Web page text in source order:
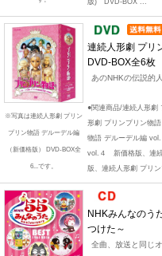
版) DVD-BOX ...
※写真は連続人形劇 プリン
プリン物語 デルーデル編
（新価格版） DVD-BOX全
6...です。
連続人形劇 プリ
DVD-BOX全6枚
あのNHKの伝説的
●関連商品/連続人形
形劇 プリンプリン物
物語 デルーデル編
vol.４ 新価格版、連
版、連続人形劇 プリ
NHKみんなのう
つけた～
全曲、放送と同じ